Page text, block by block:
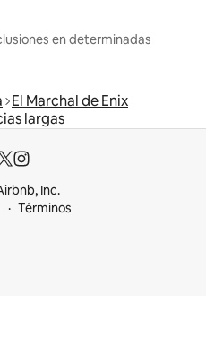
en determinadas
El Marchal de Enix
largas
Inc.
Términos